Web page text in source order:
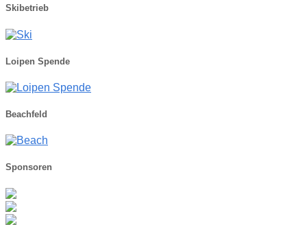
Skibetrieb
Loipen Spende
Beachfeld
Sponsoren